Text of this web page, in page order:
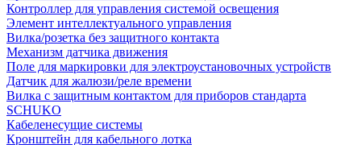
Контроллер для управления системой освещения
Элемент интеллектуального управления
Вилка/розетка без защитного контакта
Механизм датчика движения
Поле для маркировки для электроустановочных устройств
Датчик для жалюзи/реле времени
Вилка с защитным контактом для приборов стандарта
SCHUKO
Кабеленесущие системы
Кронштейн для кабельного лотка